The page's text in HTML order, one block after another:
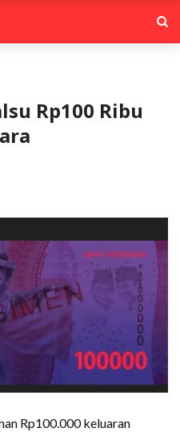
Rp100 Ribu
Rp100.000 keluaran